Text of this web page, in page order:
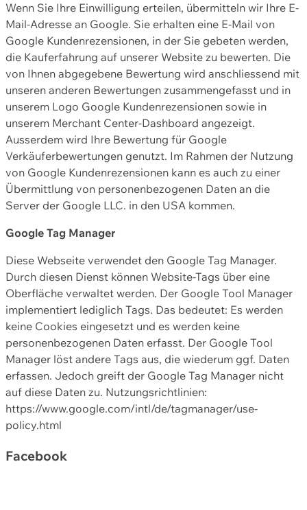
Wenn Sie Ihre Einwilligung erteilen, übermitteln wir Ihre E-
Mail-Adresse an Google. Sie erhalten eine E-Mail von
Google Kundenrezensionen, in der Sie gebeten werden,
die Kauferfahrung auf unserer Website zu bewerten. Die
von Ihnen abgegebene Bewertung wird anschliessend mit
unseren anderen Bewertungen zusammengefasst und in
unserem Logo Google Kundenrezensionen sowie in
unserem Merchant Center-Dashboard angezeigt.
Ausserdem wird Ihre Bewertung für Google
Verkäuferbewertungen genutzt. Im Rahmen der Nutzung
von Google Kundenrezensionen kann es auch zu einer
Übermittlung von personenbezogenen Daten an die
Server der Google LLC. in den USA kommen.
Google Tag Manager
Diese Webseite verwendet den Google Tag Manager.
Durch diesen Dienst können Website-Tags über eine
Oberfläche verwaltet werden. Der Google Tool Manager
implementiert lediglich Tags. Das bedeutet: Es werden
keine Cookies eingesetzt und es werden keine
personenbezogenen Daten erfasst. Der Google Tool
Manager löst andere Tags aus, die wiederum ggf. Daten
erfassen. Jedoch greift der Google Tag Manager nicht
auf diese Daten zu. Nutzungsrichtlinien:
https://www.google.com/intl/de/tagmanager/use-
policy.html
Facebook